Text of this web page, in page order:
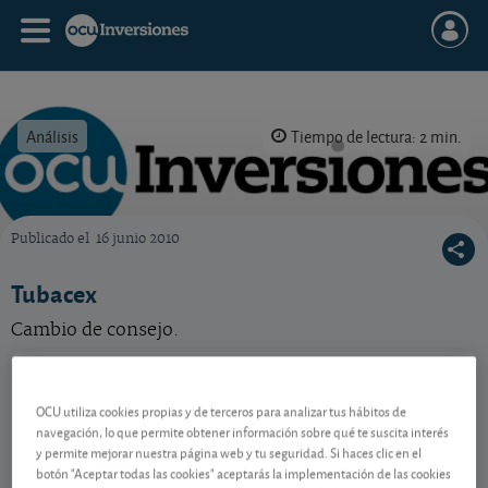
Análisis Tiempo de lectura: 2 min.
Publicado el 16 junio 2010
Tubacex
Cambio de consejo.
06/08/2026 Madrid
-0,005 EUR (-0,16 %)
Ver detalladamente
OCU utiliza cookies propias y de terceros para analizar tus hábitos de
navegación, lo que permite obtener información sobre qué te suscita interés
y permite mejorar nuestra página web y tu seguridad. Si haces clic en el
botón "Aceptar todas las cookies" aceptarás la implementación de las cookies